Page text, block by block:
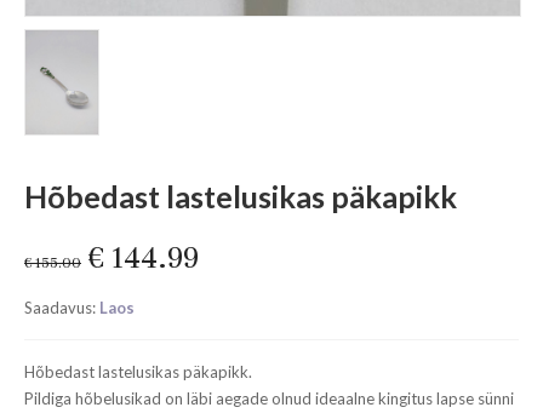
Hõbedast lastelusikas päkapikk
€155.00 Original
price
€ 155.00.
€ 144.99
€ 144.99.
Saadavus: Laos
Hõbedast lastelusikas päkapikk.
Pildiga hõbelusikad on läbi aegade olnud ideaalne kingitus lapse sünni